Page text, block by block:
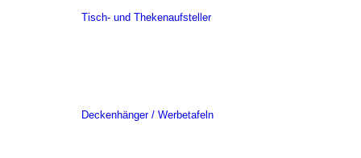
Tisch- und Thekenaufsteller
Deckenhänger / Werbetafeln